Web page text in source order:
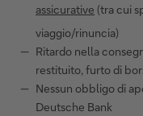
assicurative (tra cui
viaggio/rinuncia)
Ritardo nella
restituito, furto di
Nessun obbligo di
Deutsche Bank